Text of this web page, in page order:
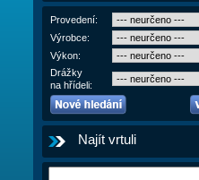
Provedení:
Výrobce:
Výkon:
Drážky
na hřídeli:
Najít vrtuli